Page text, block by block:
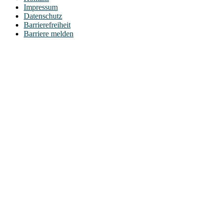
Impressum
Datenschutz
Barrierefreiheit
Barriere melden